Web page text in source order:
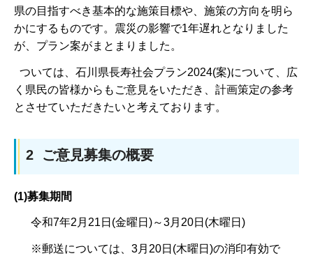
県の目指すべき基本的な施策目標や、施策の方向を明ら
かにするものです。震災の影響で1年遅れとなりました
が、プラン案がまとまりました。
ついては、石川県長寿社会プラン2024(案)について、広
く県民の皆様からもご意見をいただき、計画策定の参考
とさせていただきたいと考えております。
2 ご意見募集の概要
(1)募集期間
令和7年2月21日(金曜日)～3月20日(木曜日)
※郵送については、3月20日(木曜日)の消印有効で